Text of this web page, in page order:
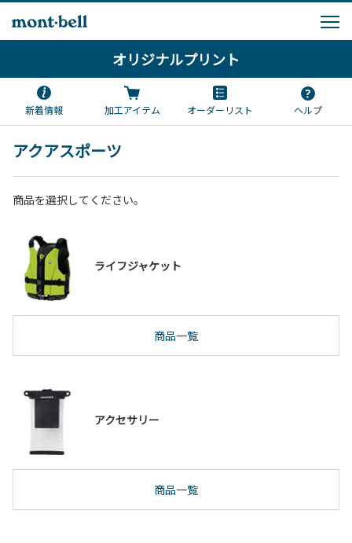
オリジナルプリント
新着情報 加工アイテム オーダーリスト ヘルプ
アクアスポーツ
商品を選択してください。
ライフジャケット
商品一覧
アクセサリー
商品一覧